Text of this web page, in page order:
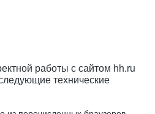
работы с сайтом hh.ru
технические